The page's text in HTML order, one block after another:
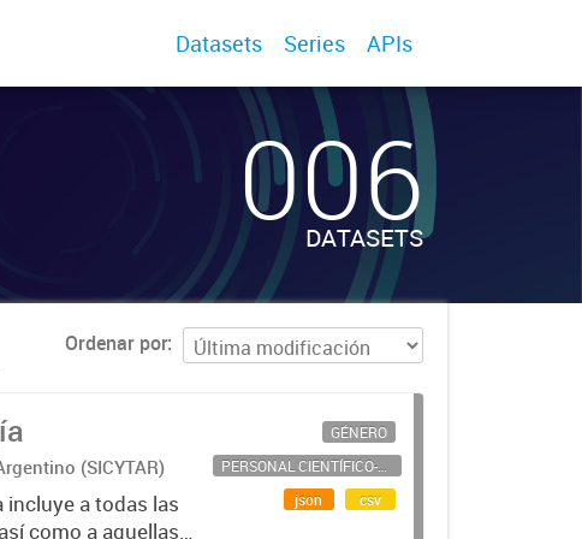
Datasets Series APIs
006
DATASETS
Ordenar por
(SICYTAR)
incluye a todas las
como a aquellas
GÉNERO
PERSONAL CIENTÍFICO-TECNOLÓGICO
json
csv